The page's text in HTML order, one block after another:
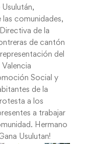
comunidades,
de la
de cantón
del
Social y
de la
a los
a trabajar
Hermano
Usulutan!